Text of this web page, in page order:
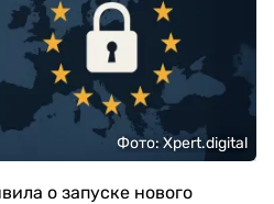
Фото: Xpert.digital
о запуске нового